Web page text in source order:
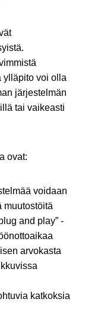
ylläpito voi olla
järjestelmän
tai vaikeasti
ovat:
voidaan
muutostöitä
and play” -
arvokasta
katkoksia